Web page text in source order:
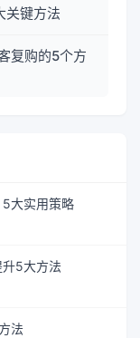
关键方法
复购的5个方
大实用策略
5大方法
法